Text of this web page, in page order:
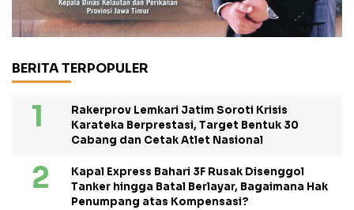
BERITA TERPOPULER
Rakerprov Lemkari Jatim Soroti Krisis
Karateka Berprestasi, Target Bentuk 30
Cabang dan Cetak Atlet Nasional
Kapal Express Bahari 3F Rusak Disenggol
Tanker hingga Batal Berlayar, Bagaimana Hak
Penumpang atas Kompensasi?